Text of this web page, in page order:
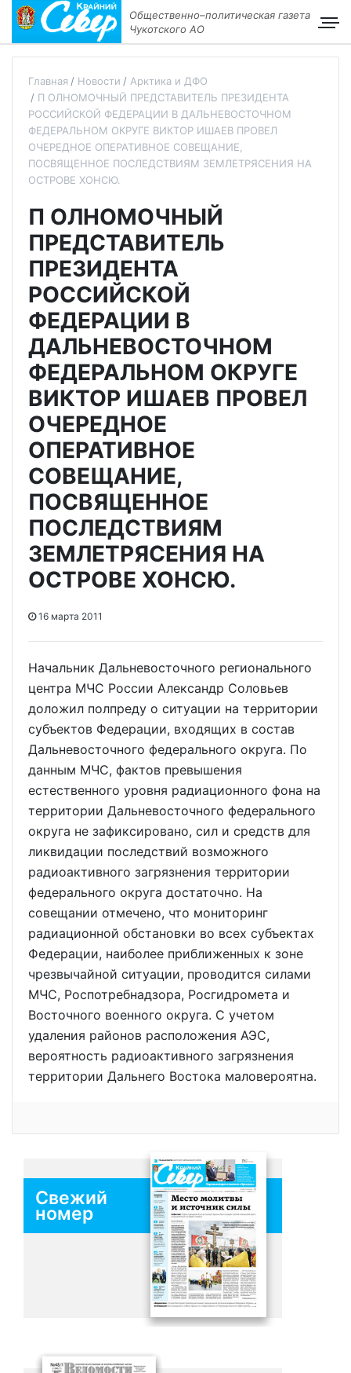
Общественно–политическая газета
Чукотского АО
Главная Новости
Арктика и ДФО
П ОЛНОМОЧНЫЙ ПРЕДСТАВИТЕЛЬ ПРЕЗИДЕНТА
РОССИЙСКОЙ ФЕДЕРАЦИИ В ДАЛЬНЕВОСТОЧНОМ
ФЕДЕРАЛЬНОМ ОКРУГЕ ВИКТОР ИШАЕВ ПРОВЕЛ
ОЧЕРЕДНОЕ ОПЕРАТИВНОЕ СОВЕЩАНИЕ,
ПОСВЯЩЕННОЕ ПОСЛЕДСТВИЯМ ЗЕМЛЕТРЯСЕНИЯ НА
ОСТРОВЕ ХОНСЮ.
П ОЛНОМОЧНЫЙ
ПРЕДСТАВИТЕЛЬ
ПРЕЗИДЕНТА
РОССИЙСКОЙ
ФЕДЕРАЦИИ В
ДАЛЬНЕВОСТОЧНОМ
ФЕДЕРАЛЬНОМ ОКРУГЕ
ВИКТОР ИШАЕВ ПРОВЕЛ
ОЧЕРЕДНОЕ
ОПЕРАТИВНОЕ
СОВЕЩАНИЕ,
ПОСВЯЩЕННОЕ
ПОСЛЕДСТВИЯМ
ЗЕМЛЕТРЯСЕНИЯ НА
ОСТРОВЕ ХОНСЮ.
16 марта 2011
Начальник Дальневосточного регионального
центра МЧС России Александр Соловьев
доложил полпреду о ситуации на территории
субъектов Федерации, входящих в состав
Дальневосточного федерального округа. По
данным МЧС, фактов превышения
естественного уровня радиационного фона на
территории Дальневосточного федерального
округа не зафиксировано, сил и средств для
ликвидации последствий возможного
радиоактивного загрязнения территории
федерального округа достаточно. На
совещании отмечено, что мониторинг
радиационной обстановки во всех субъектах
Федерации, наиболее приближенных к зоне
чрезвычайной ситуации, проводится силами
МЧС, Роспотребнадзора, Росгидромета и
Восточного военного округа. С учетом
удаления районов расположения АЭС,
вероятность радиоактивного загрязнения
территории Дальнего Востока маловероятна.
Свежий
номер